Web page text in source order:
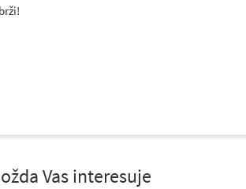
Vas interesuje